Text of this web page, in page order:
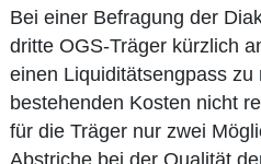
Bei einer Befragung der
dritte OGS-Träger kürzlich
einen Liquiditätsengpass zu
bestehenden Kosten nicht
für die Träger nur zwei